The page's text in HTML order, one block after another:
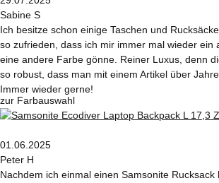
Sabine S
Ich besitze schon einige Taschen und
so zufrieden, dass ich mir immer mal wieder ein
eine andere Farbe gönne. Reiner Luxus, denn
so robust, dass man mit einem Artikel über
Immer wieder gerne!
zur Farbauswahl
01.06.2025
Peter H
Nachdem ich einmal einen Samsonite Rucksack